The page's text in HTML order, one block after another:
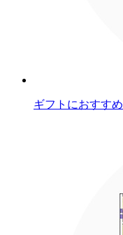
ギフトにおすすめ